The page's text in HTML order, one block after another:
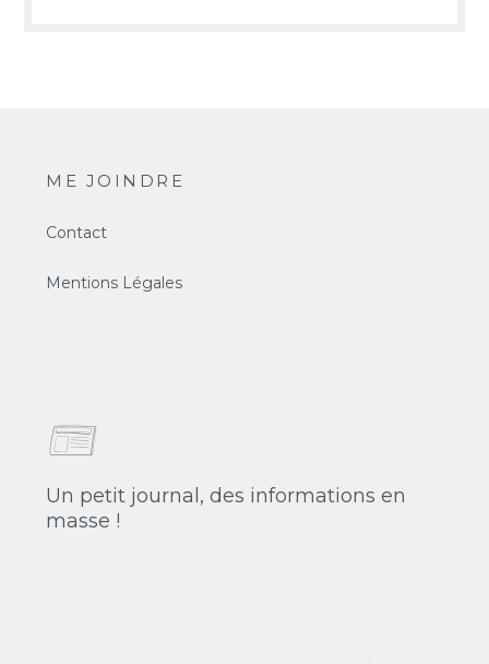
ME JOINDRE
Contact
Mentions Légales
Un petit journal, des informations en
masse !